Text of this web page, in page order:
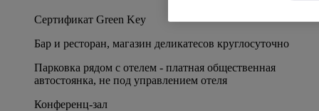
Сертификат Green Key
Бар и ресторан, магазин деликатесов круглосуточно
Парковка рядом с отелем - платная общественная
автостоянка, не под управлением отеля
Конференц-зал